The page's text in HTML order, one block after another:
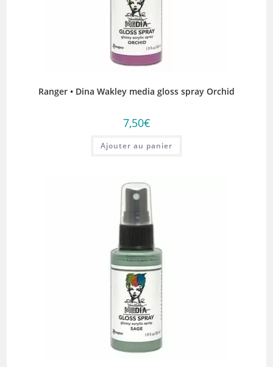
Ranger • Dina Wakley media gloss spray Orchid
7,50€
Ajouter au panier